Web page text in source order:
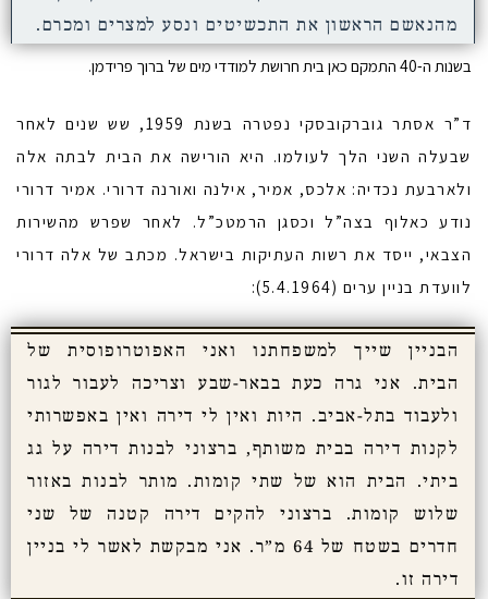
מהנאשם הראשון את התכשיטים ונסע למצרים ומכרם.
בשנות ה-40 התמקם כאן בית חרושת למודדי מים של ברוך פרידמן.
ד”ר אסתר גוברקובסקי נפטרה בשנת 1959, שש שנים לאחר
שבעלה השני הלך לעולמו. היא הורישה את הבית לבתה אלה
ולארבעת נכדיה: אלכס, אמיר, אילנה ואורנה דרורי. אמיר דרורי
נודע כאלוף בצה”ל וכסגן הרמטכ”ל. לאחר שפרש מהשירות
הצבאי, ייסד את רשות העתיקות בישראל. מכתב של אלה דרורי
לוועדת בניין ערים (5.4.1964):
הבניין שייך למשפחתנו ואני האפוטרופוסית של
הבית. אני גרה כעת בבאר-שבע וצריכה לעבור לגור
ולעבוד בתל-אביב. היות ואין לי דירה ואין באפשרותי
לקנות דירה בבית משותף, ברצוני לבנות דירה על גג
ביתי. הבית הוא של שתי קומות. מותר לבנות באזור
שלוש קומות. ברצוני להקים דירה קטנה של שני
חדרים בשטח של 64 מ”ר. אני מבקשת לאשר לי בניין
דירה זו.